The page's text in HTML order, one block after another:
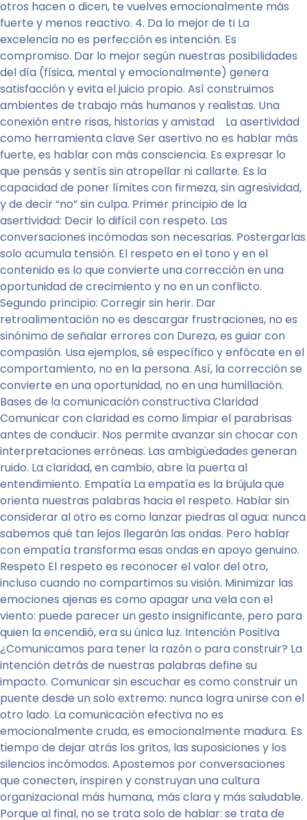
otros hacen o dicen, te vuelves emocionalmente más
fuerte y menos reactivo. 4. Da lo mejor de ti La
excelencia no es perfección es intención. Es
compromiso. Dar lo mejor según nuestras posibilidades
del día (física, mental y emocionalmente) genera
satisfacción y evita el juicio propio. Así construimos
ambientes de trabajo más humanos y realistas. Una
conexión entre risas, historias y amistad La asertividad
como herramienta clave Ser asertivo no es hablar más
fuerte, es hablar con más consciencia. Es expresar lo
que pensás y sentís sin atropellar ni callarte. Es la
capacidad de poner límites con firmeza, sin agresividad,
y de decir “no” sin culpa. Primer principio de la
asertividad: Decir lo difícil con respeto. Las
conversaciones incómodas son necesarias. Postergarlas
solo acumula tensión. El respeto en el tono y en el
contenido es lo que convierte una corrección en una
oportunidad de crecimiento y no en un conflicto.
Segundo principio: Corregir sin herir. Dar
retroalimentación no es descargar frustraciones, no es
sinónimo de señalar errores con Dureza, es guiar con
compasión. Usa ejemplos, sé específico y enfócate en el
comportamiento, no en la persona. Así, la corrección se
convierte en una oportunidad, no en una humillación.
Bases de la comunicación constructiva Claridad
Comunicar con claridad es como limpiar el parabrisas
antes de conducir. Nos permite avanzar sin chocar con
interpretaciones erróneas. Las ambigüedades generan
ruido. La claridad, en cambio, abre la puerta al
entendimiento. Empatía La empatía es la brújula que
orienta nuestras palabras hacia el respeto. Hablar sin
considerar al otro es como lanzar piedras al agua: nunca
sabemos qué tan lejos llegarán las ondas. Pero hablar
con empatía transforma esas ondas en apoyo genuino.
Respeto El respeto es reconocer el valor del otro,
incluso cuando no compartimos su visión. Minimizar las
emociones ajenas es como apagar una vela con el
viento: puede parecer un gesto insignificante, pero para
quien la encendió, era su única luz. Intención Positiva
¿Comunicamos para tener la razón o para construir? La
intención detrás de nuestras palabras define su
impacto. Comunicar sin escuchar es como construir un
puente desde un solo extremo: nunca logra unirse con el
otro lado. La comunicación efectiva no es
emocionalmente cruda, es emocionalmente madura. Es
tiempo de dejar atrás los gritos, las suposiciones y los
silencios incómodos. Apostemos por conversaciones
que conecten, inspiren y construyan una cultura
organizacional más humana, más clara y más saludable.
Porque al final, no se trata solo de hablar: se trata de